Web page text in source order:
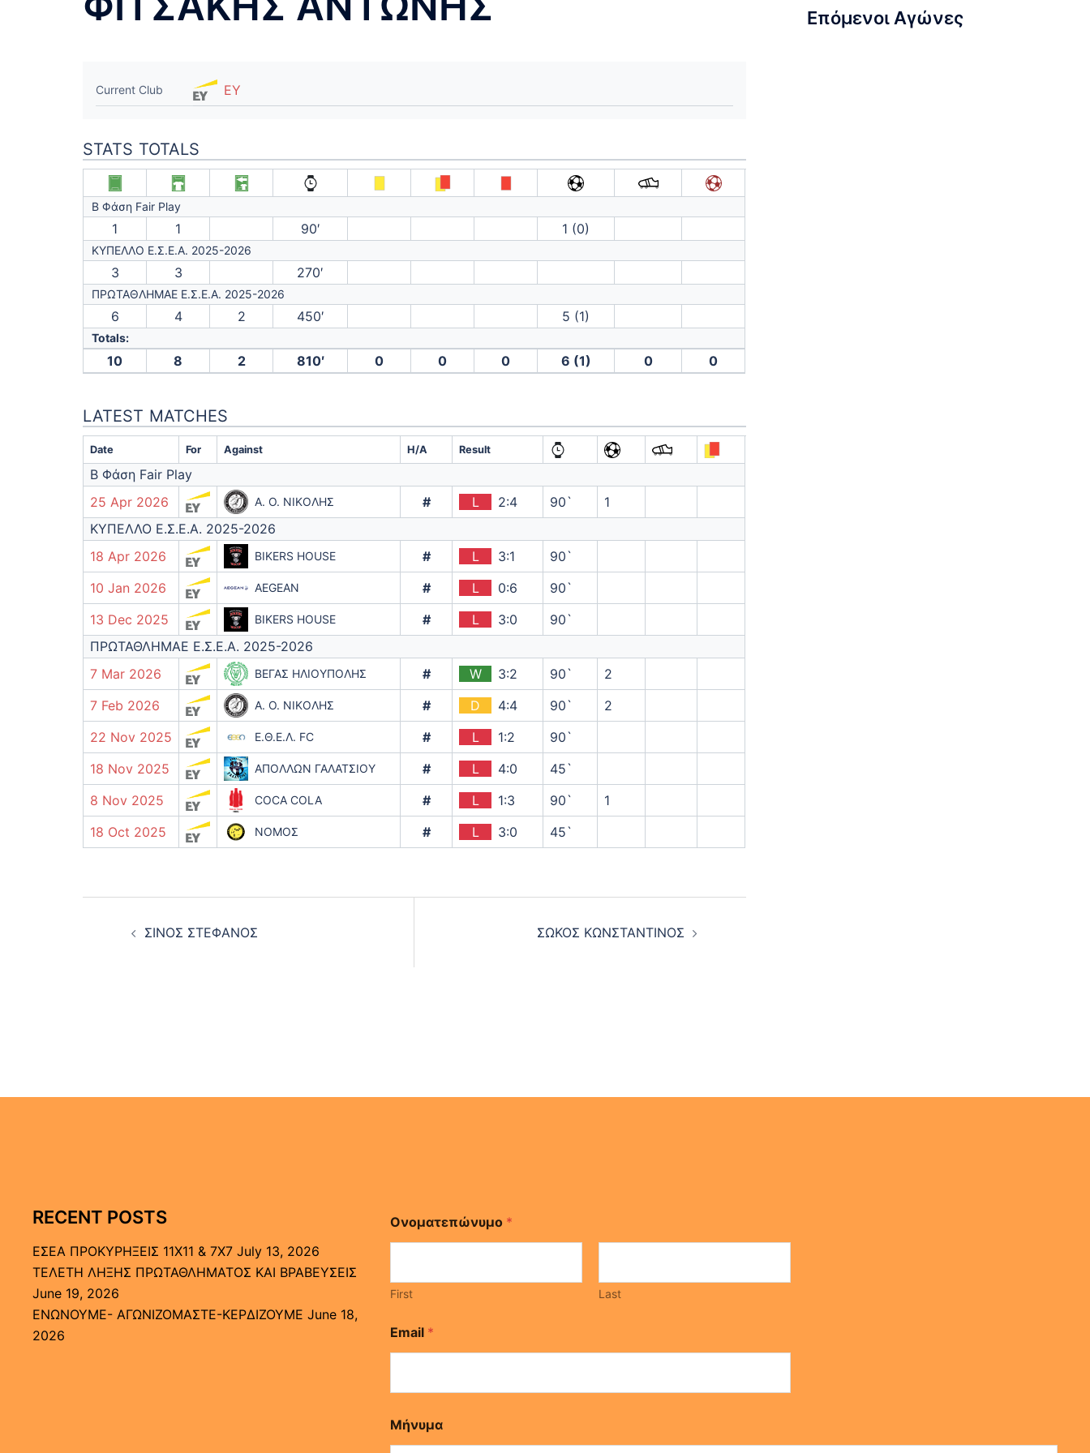
Current Club EY
STATS TOTALS
Β Φάση Fair Play
1 1 90′ 1 (0)
ΚΥΠΕΛΛΟ Ε.Σ.Ε.Α. 2025-2026
3 3 270′
ΠΡΩΤΑΘΛΗΜΑΕ Ε.Σ.Ε.Α. 2025-2026
6 4 2 450′ 5 (1)
Totals:
10 8 2 810′ 0 0 0 6 (1) 0 0
LATEST MATCHES
Date For Against H/A Result
Β Φάση Fair Play
25 Apr 2026
Α. Ο. ΝΙΚΟΛΗΣ # L 2:4 90`
1
ΚΥΠΕΛΛΟ Ε.Σ.Ε.Α. 2025-2026
18 Apr 2026
BIKERS HOUSE # L 3:1
90`
10 Jan 2026
AEGEAN # L 0:6
90`
13 Dec 2025
BIKERS HOUSE # L 3:0
90`
ΠΡΩΤΑΘΛΗΜΑΕ Ε.Σ.Ε.Α. 2025-2026
7 Mar 2026
ΒΕΓΑΣ ΗΛΙΟΥΠΟΛΗΣ # W 3:2 90`
2
7 Feb 2026
Α. Ο. ΝΙΚΟΛΗΣ # D 4:4 90`
2
22 Nov 2025
Ε.Θ.Ε.Λ. FC # L 1:2
90`
18 Nov 2025
ΑΠΟΛΛΩΝ ΓΑΛΑΤΣΙΟΥ # L 4:0
45`
8 Nov 2025
COCA COLA # L 1:3 90`
1
18 Oct 2025
ΝΟΜΟΣ # L 3:0 45`
navigation
ΣΙΝΟΣ ΣΤΕΦΑΝΟΣ ΣΩΚΟΣ ΚΩΝΣΤΑΝΤΙΝΟΣ
Επόμενοι Αγώνες
RECENT POSTS
ΕΣΕΑ ΠΡΟΚΥΡΗΞΕΙΣ 11Χ11 & 7Χ7 July 13, 2026
ΤΕΛΕΤΗ ΛΗΞΗΣ ΠΡΩΤΑΘΛΗΜΑΤΟΣ ΚΑΙ ΒΡΑΒΕΥΣΕΙΣ
June 19, 2026
ΕΝΩΝΟΥΜΕ- ΑΓΩΝΙΖΟΜΑΣΤΕ-ΚΕΡΔΙΖΟΥΜΕ June 18,
2026
Ονοματεπώνυμο *
First Last
m
a
Μ
ν
υ
Email *
Μήνυμα